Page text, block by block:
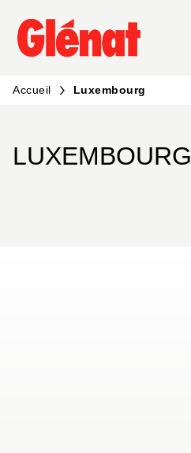
MENU RECHERCHE
PIED DE PAGE
Accueil Luxembourg
LUXEMBOURG